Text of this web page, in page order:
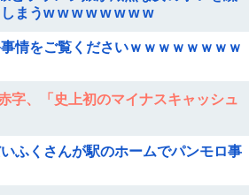
まうw w w w w w w w
情をご覧くださいｗｗｗｗｗｗｗｗ
字、「史上初のマイナスキャッシュ
ふくさんが駅のホームでパンモロ事